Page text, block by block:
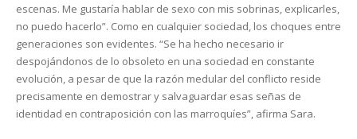
escenas. Me gustaría hablar de sexo con mis sobrinas, explicarles,
no puedo hacerlo”. Como en cualquier sociedad, los choques entre
generaciones son evidentes. “Se ha hecho necesario ir
despojándonos de lo obsoleto en una sociedad en constante
evolución, a pesar de que la razón medular del conflicto reside
precisamente en demostrar y salvaguardar esas señas de
identidad en contraposición con las marroquíes”, afirma Sara.